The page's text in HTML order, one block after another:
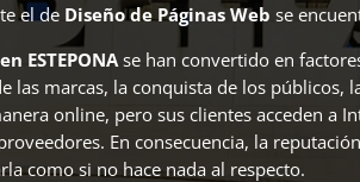
el de Diseño de Páginas Web se
ESTEPONAse han convertido en
marcas, la conquista de los
online, pero sus clientes acceden a
En consecuencia, la
como si no hace nada al respecto.